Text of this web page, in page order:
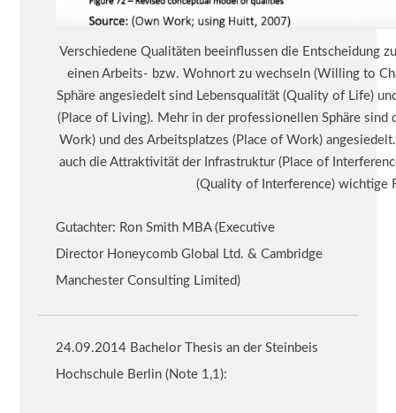
Verschiedene Qualitäten beeinflussen die Entscheidung
einen Arbeits- bzw. Wohnort zu wechseln (Willing to
Sphäre angesiedelt sind Lebensqualität (Quality of Life)
(Place of Living). Mehr in der professionellen Sphäre
Work) und des Arbeitsplatzes (Place of Work)
auch die Attraktivität der Infrastruktur (Place of
(Quality of Interference) wichtige
Gutachter: Ron Smith MBA ( Executive
Director Honeycomb Global Ltd. & Cambridge
Manchester Consulting Limited)
24.09.2014 Bachelor Thesis an der Steinbeis
Hochschule Berlin (Note 1,1):